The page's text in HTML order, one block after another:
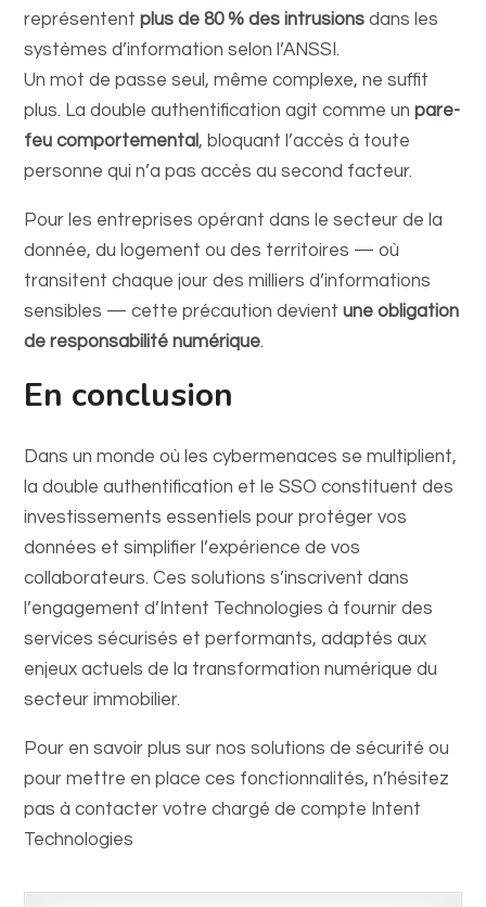
représententplus de 80 % des intrusions dans les
systèmes d’information selon l’ANSSI.
Un mot de passe seul, même complexe, ne suffit
plus. La double authentification agit comme unpare-
feu comportemental, bloquant l’accès à toute
personne qui n’a pas accès au second facteur.
Pour les entreprises opérant dans le secteur de la
donnée, du logement ou des territoires — où
transitent chaque jour des milliers d’informations
sensibles — cette précaution devientune obligation
de responsabilité numérique.
En conclusion
Dans un monde où les cybermenaces se multiplient,
la double authentification et le SSO constituent des
investissements essentiels pour protéger vos
données et simplifier l’expérience de vos
collaborateurs. Ces solutions s’inscrivent dans
l’engagement d’Intent Technologies à fournir des
services sécurisés et performants, adaptés aux
enjeux actuels de la transformation numérique du
secteur immobilier.
Pour en savoir plus sur nos solutions de sécurité ou
pour mettre en place ces fonctionnalités, n’hésitez
pas à contacter votre chargé de compte Intent
Technologies